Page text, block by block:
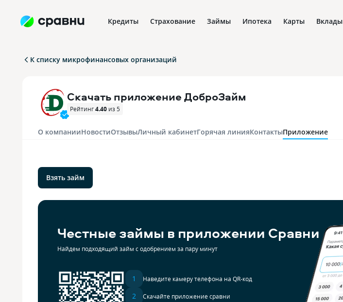
Кредиты Страхование Займы Ипотека Карты Вклады
К списку микрофинансовых организаций
Скачать приложение ДоброЗайм
Рейтинг4.40 из 5
О компанииНовостиОтзывыЛичный кабинетГорячая линияКонтактыПриложение
Взять займ
Честные займы в приложении Сравни
Найдем подходящий займ с одобрением за пару минут
1 Наведите камеру телефона на QR-код
2 Скачайте приложение сравни